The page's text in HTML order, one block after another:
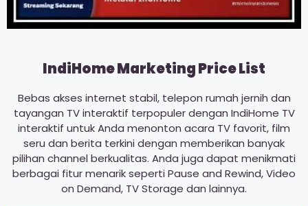
IndiHome Marketing Price List
Bebas akses internet stabil, telepon rumah jernih dan
tayangan TV interaktif terpopuler dengan IndiHome TV
interaktif untuk Anda menonton acara TV favorit, film
seru dan berita terkini dengan memberikan banyak
pilihan channel berkualitas. Anda juga dapat menikmati
berbagai fitur menarik seperti Pause and Rewind, Video
on Demand, TV Storage dan lainnya.